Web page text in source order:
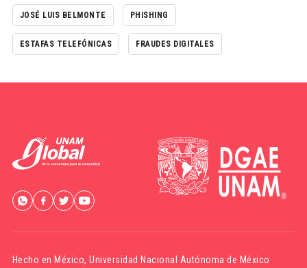
JOSÉ LUIS BELMONTE PHISHING
ESTAFAS TELEFÓNICAS FRAUDES DIGITALES
Hecho en México,Universidad Nacional Autónoma de México